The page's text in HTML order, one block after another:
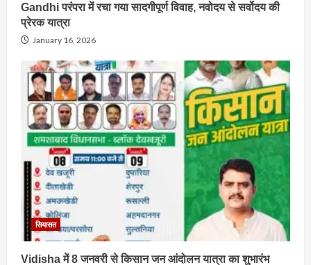
Gandhi परंपरा में रचा गया सादगीपूर्ण विवाह, नवोदय से सर्वोदय की
प्रेरक यात्रा
January 16, 2026
सियासत
Vidisha में 8 जनवरी से किसान जन आंदोलन यात्रा का शुभारंभ